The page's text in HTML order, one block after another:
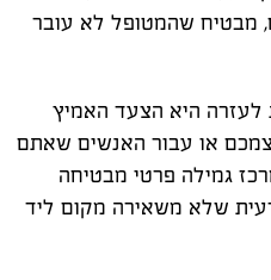
מבטיח שהמטופל לא עובר
לעזרה היא הצעד האמיץ
או עבור האנשים שאתם
גמילה פרטי מבטיחה
שלא משאירה מקום ליד